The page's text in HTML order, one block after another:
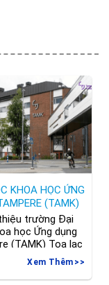
KHOA HỌC ỨNG
(TAMK)
trường Đại
học Ứng dụng
(TAMK) Tọa lạc
phố Tampere –
thương mại,
và văn hóa
Xem Thêm